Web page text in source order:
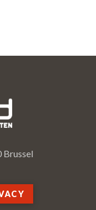
Brussel